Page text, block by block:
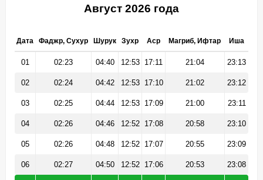
Август 2026 года
Дата Фаджр, Сухур Шурук Зухр Аср Магриб, Ифтар Иша
01 02:23 04:40 12:53 17:11 21:04 23:13
02 02:24 04:42 12:53 17:10 21:02 23:12
03 02:25 04:44 12:53 17:09 21:00 23:11
04 02:26 04:46 12:52 17:08 20:58 23:10
05 02:26 04:48 12:52 17:07 20:55 23:09
06 02:27 04:50 12:52 17:06 20:53 23:08